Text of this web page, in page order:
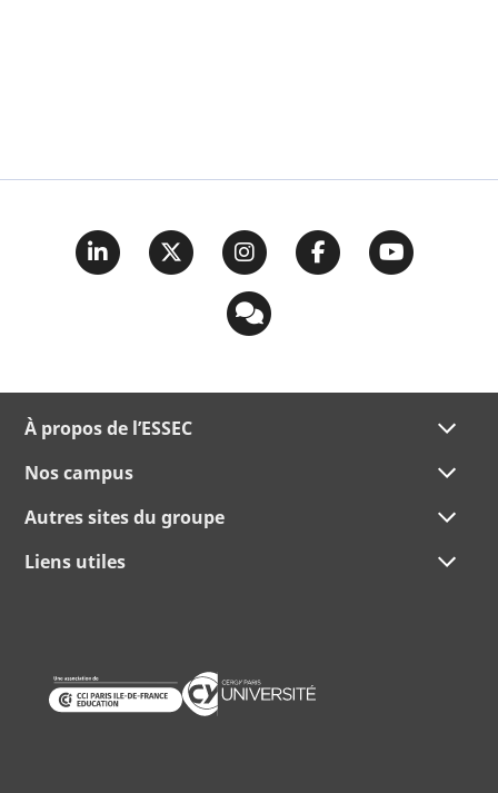
À propos de l’ESSEC
Nos campus
Autres sites du groupe
Liens utiles